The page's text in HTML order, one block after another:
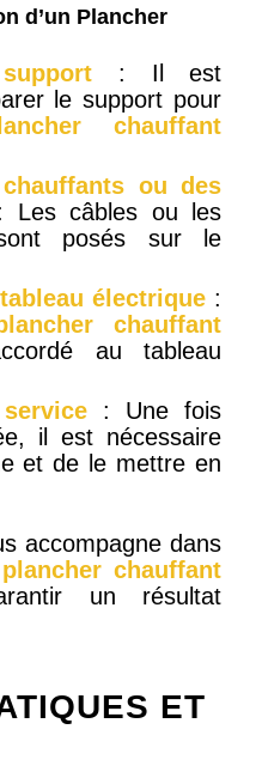
d’un Plancher
: Il est
le support pour
chauffant
ou des
Les câbles ou les
posés sur le
électrique :
chauffant
au tableau
: Une fois
il est nécessaire
et de le mettre en
accompagne dans
plancher chauffant
un résultat
ET